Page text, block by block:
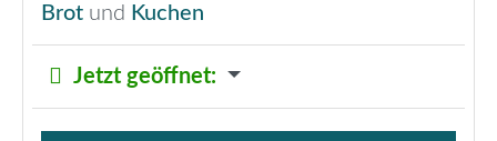
Brot und Kuchen
Jetzt geöffnet: